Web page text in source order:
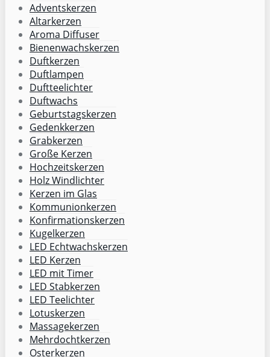
Adventskerzen
Altarkerzen
Aroma Diffuser
Bienenwachskerzen
Duftkerzen
Duftlampen
Duftteelichter
Duftwachs
Geburtstagskerzen
Gedenkkerzen
Grabkerzen
Große Kerzen
Hochzeitskerzen
Holz Windlichter
Kerzen im Glas
Kommunionkerzen
Konfirmationskerzen
Kugelkerzen
LED Echtwachskerzen
LED Kerzen
LED mit Timer
LED Stabkerzen
LED Teelichter
Lotuskerzen
Massagekerzen
Mehrdochtkerzen
Osterkerzen